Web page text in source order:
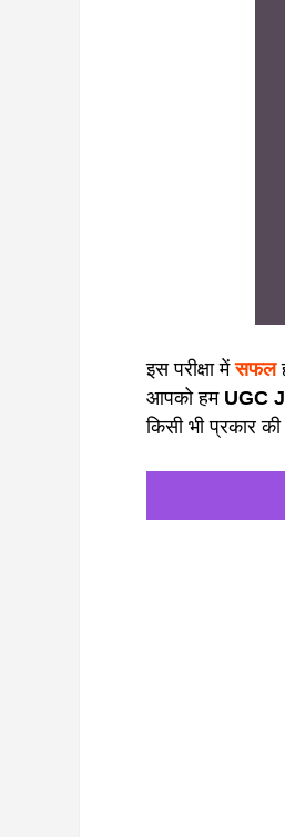
इस परीक्षा मेंसफल
आपको हम UGC
किसी भी प्रकार